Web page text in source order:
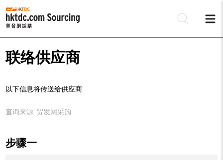
联络供应商
以下信息将传送给供应商:
查询来源: 贸发网采购
步骤一